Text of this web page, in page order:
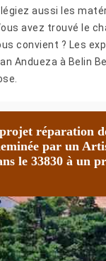
aussi les
avez trouvé le
convient ? Les
Andueza à Belin
réparation
par un
le 33830 à un